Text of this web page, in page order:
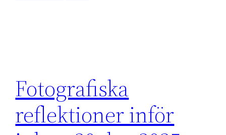
Fotografiska
reflektioner inför